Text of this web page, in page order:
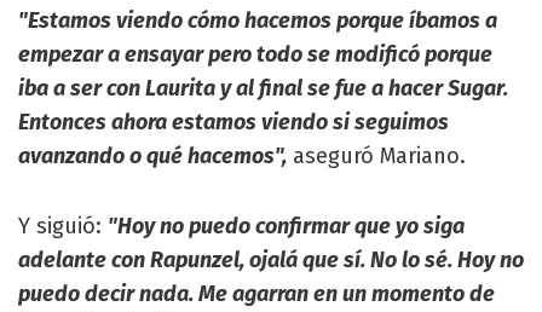
"Estamos viendo cómo hacemos porque íbamos a
empezar a ensayar pero todo se modificó porque
iba a ser con Laurita y al final se fue a hacer Sugar.
Entonces ahora estamos viendo si seguimos
avanzando o qué hacemos", aseguró Mariano.
Y siguió: "Hoy no puedo confirmar que yo siga
adelante con Rapunzel, ojalá que sí. No lo sé. Hoy no
puedo decir nada. Me agarran en un momento de